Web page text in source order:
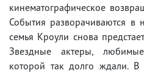
кинематографическое
События разворачиваются в
семья Кроули снова
Звездные актеры,
которой так долго ждали. В